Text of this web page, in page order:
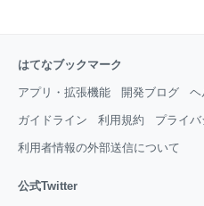
はてなブックマーク
アプリ・拡張機能 開発ブログ ヘ
ガイドライン 利用規約 プライ
利用者情報の外部送信について
公式Twitter